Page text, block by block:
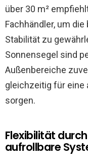
über 30 m²
Fachhändler, um
Stabilität zu
Sonnensegel sind
Außenbereiche
gleichzeitig für eine
sorgen.
Flexibilität
aufrollbare